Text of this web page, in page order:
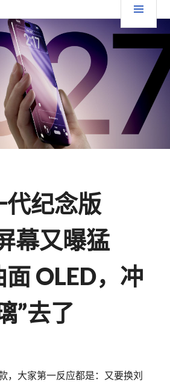
菜
代纪念版
幕又曝猛
OLED，冲
”去了
，大家第一反应都是：又要换刘